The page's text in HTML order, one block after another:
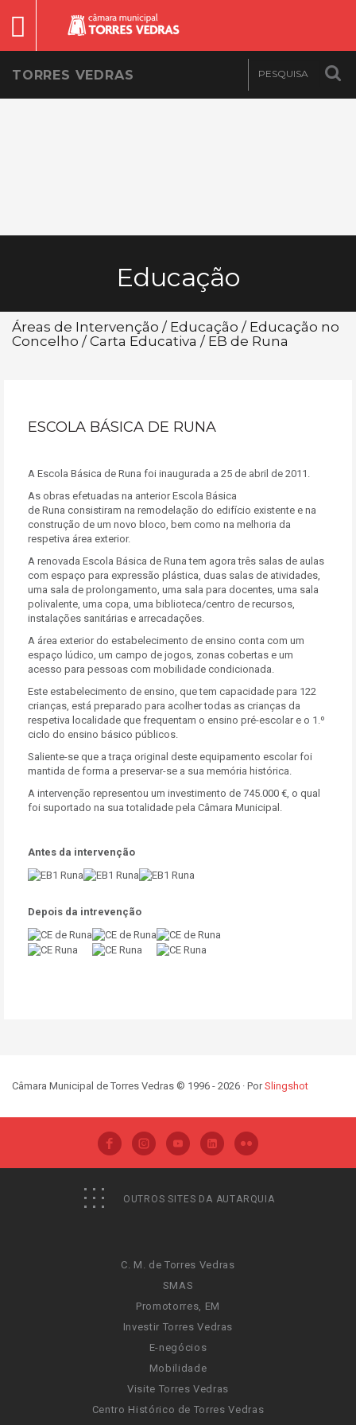
TORRES VEDRAS
Educação
Áreas de Intervenção / Educação / Educação no
Concelho / Carta Educativa / EB de Runa
ESCOLA BÁSICA DE RUNA
A Escola Básica de Runa foi inaugurada a 25 de abril de 2011.
As obras efetuadas na anterior Escola Básica
de Runa consistiram na remodelação do edifício existente e na
construção de um novo bloco, bem como na melhoria da
respetiva área exterior.
A renovada Escola Básica de Runa tem agora três salas de aulas
com espaço para expressão plástica, duas salas de atividades,
uma sala de prolongamento, uma sala para docentes, uma sala
polivalente, uma copa, uma biblioteca/centro de recursos,
instalações sanitárias e arrecadações.
A área exterior do estabelecimento de ensino conta com um
espaço lúdico, um campo de jogos, zonas cobertas e um
acesso para pessoas com mobilidade condicionada.
Este estabelecimento de ensino, que tem capacidade para 122
crianças, está preparado para acolher todas as crianças da
respetiva localidade que frequentam o ensino pré-escolar e o 1.º
ciclo do ensino básico públicos.
Saliente-se que a traça original deste equipamento escolar foi
mantida de forma a preservar-se a sua memória histórica.
A intervenção representou um investimento de 745.000 €, o qual
foi suportado na sua totalidade pela Câmara Municipal.
Antes da intervenção
Depois da intrevenção
Câmara Municipal de Torres Vedras © 1996 - 2026 · PorSlingshot
OUTROS SITES DA AUTARQUIA
C. M. de Torres Vedras
SMAS
Promotorres, EM
Investir Torres Vedras
E-negócios
Mobilidade
Visite Torres Vedras
Centro Histórico de Torres Vedras